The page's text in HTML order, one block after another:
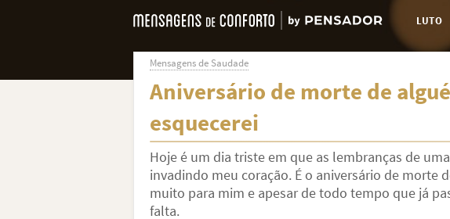
LUTO
Mensagens de Saudade
Aniversário de morte de
esquecerei
Hoje é um dia triste em que as lembranças de
invadindo meu coração. É o aniversário de morte
muito para mim e apesar de todo tempo que já
falta.